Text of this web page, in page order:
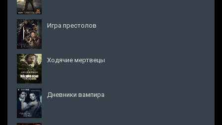
Игра престолов
Ходячие мертвецы
Дневники вампира